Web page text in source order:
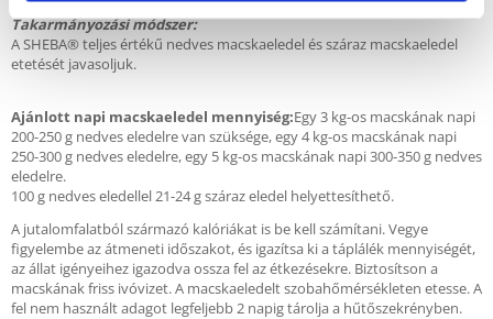
Takarmányozási módszer:
A SHEBA® teljes értékű nedves macskaeledel és száraz macskaeledel
etetését javasoljuk.
Ajánlott napi macskaeledel mennyiség:Egy 3 kg-os macskának napi
200-250 g nedves eledelre van szüksége, egy 4 kg-os macskának napi
250-300 g nedves eledelre, egy 5 kg-os macskának napi 300-350 g nedves
eledelre.
100 g nedves eledellel 21-24 g száraz eledel helyettesíthető.
A jutalomfalatból származó kalóriákat is be kell számítani. Vegye
figyelembe az átmeneti időszakot, és igazítsa ki a táplálék mennyiségét,
az állat igényeihez igazodva ossza fel az étkezésekre. Biztosítson a
macskának friss ivóvizet. A macskaeledelt szobahőmérsékleten etesse. A
fel nem használt adagot legfeljebb 2 napig tárolja a hűtőszekrényben.